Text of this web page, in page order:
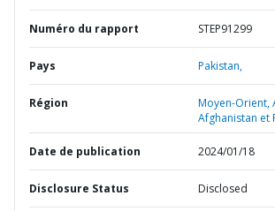
Numéro du rapport STEP91299
Pays Pakistan,
Région
Moyen-Orient,
Afghanistan et
Date de publication 2024/01/18
Disclosure Status Disclosed